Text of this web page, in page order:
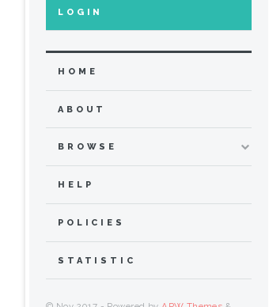
LOGIN
HOME
ABOUT
BROWSE
HELP
POLICIES
STATISTIC